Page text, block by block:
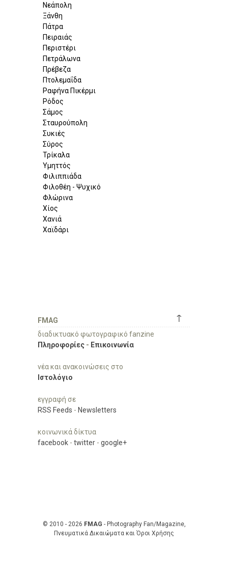
Νεάπολη
Ξάνθη
Πάτρα
Πειραιάς
Περιστέρι
Πετράλωνα
Πρέβεζα
Πτολεμαΐδα
Ραφήνα Πικέρμι
Ρόδος
Σάμος
Σταυρούπολη
Συκιές
Σύρος
Τρίκαλα
Υμηττός
Φιλιππιάδα
Φιλοθέη - Ψυχικό
Φλώρινα
Χίος
Χανιά
Χαϊδάρι
↑
FMAG
διαδικτυακό φωτογραφικό fanzine
Πληροφορίες - Επικοινωνία
νέα και ανακοινώσεις στο
Ιστολόγιο
εγγραφή σε
RSS Feeds - Newsletters
κοινωνικά δίκτυα
facebook - twitter - google+
© 2010 - 2026 FMAG - Photography Fan/Magazine,
Πνευματικά Δικαιώματα και Όροι Χρήσης